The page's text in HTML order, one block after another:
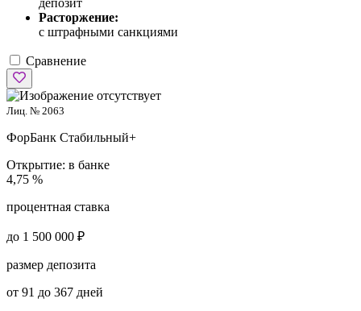
Расторжение:
с штрафными санкциями
Сравнение
Лиц. № 2063
ФорБанк Стабильный+
Открытие: в банке
4,75 %
процентная ставка
до 1 500 000 ₽
размер депозита
от 91 до 367 дней